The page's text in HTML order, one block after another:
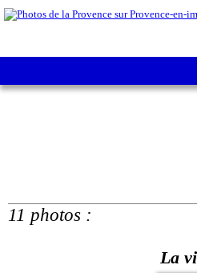
11 photos :
La